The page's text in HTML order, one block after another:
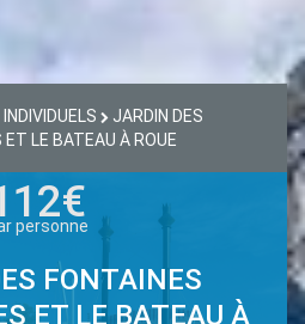
JARDIN DES
LE BATEAU À ROUE
personne
FONTAINES
ET LE BATEAU À